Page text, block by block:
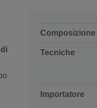
Composizione
Tecniche
Importatore